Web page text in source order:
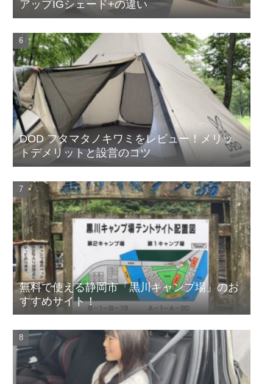
アップIGシェード+の違い
DOD フタマタノキワミをレビュー！メリッ
トデメリットと設営のコツ
無料で使える静岡市「黒川キャンプ場」のお
すすめサイト！